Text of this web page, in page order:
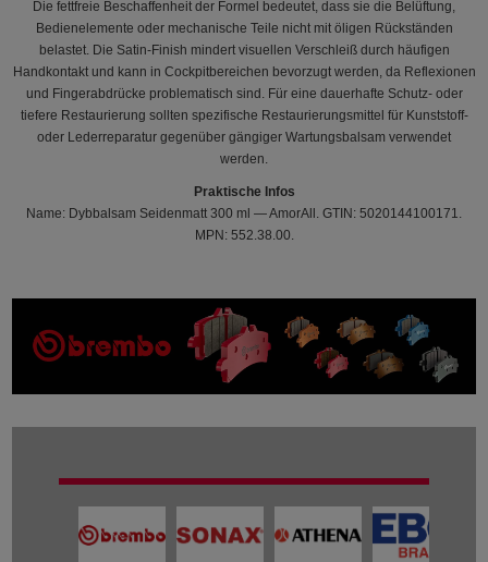
Die fettfreie Beschaffenheit der Formel bedeutet, dass sie die Belüftung,
Bedienelemente oder mechanische Teile nicht mit öligen Rückständen
belastet. Die Satin-Finish mindert visuellen Verschleiß durch häufigen
Handkontakt und kann in Cockpitbereichen bevorzugt werden, da Reflexionen
und Fingerabdrücke problematisch sind. Für eine dauerhafte Schutz- oder
tiefere Restaurierung sollten spezifische Restaurierungsmittel für Kunststoff-
oder Lederreparatur gegenüber gängiger Wartungsbalsam verwendet
werden.
Praktische Infos
Name: Dybbalsam Seidenmatt 300 ml — AmorAll. GTIN: 5020144100171.
MPN: 552.38.00.